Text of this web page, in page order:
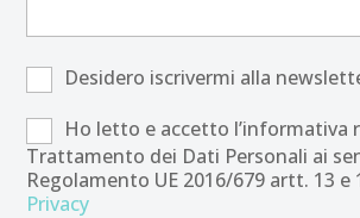
Desidero iscrivermi alla
Ho letto e accetto l’informativa
Trattamento dei Dati Personali ai
Regolamento UE 2016/679 artt. 13 e
Privacy